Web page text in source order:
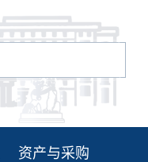
资产与采购